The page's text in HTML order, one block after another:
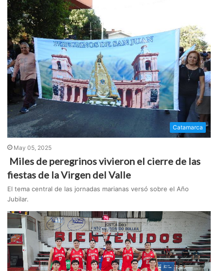
Catamarca
May 05, 2025
Miles de peregrinos vivieron el cierre de las
fiestas de la Virgen del Valle
El tema central de las jornadas marianas versó sobre el Año
Jubilar.